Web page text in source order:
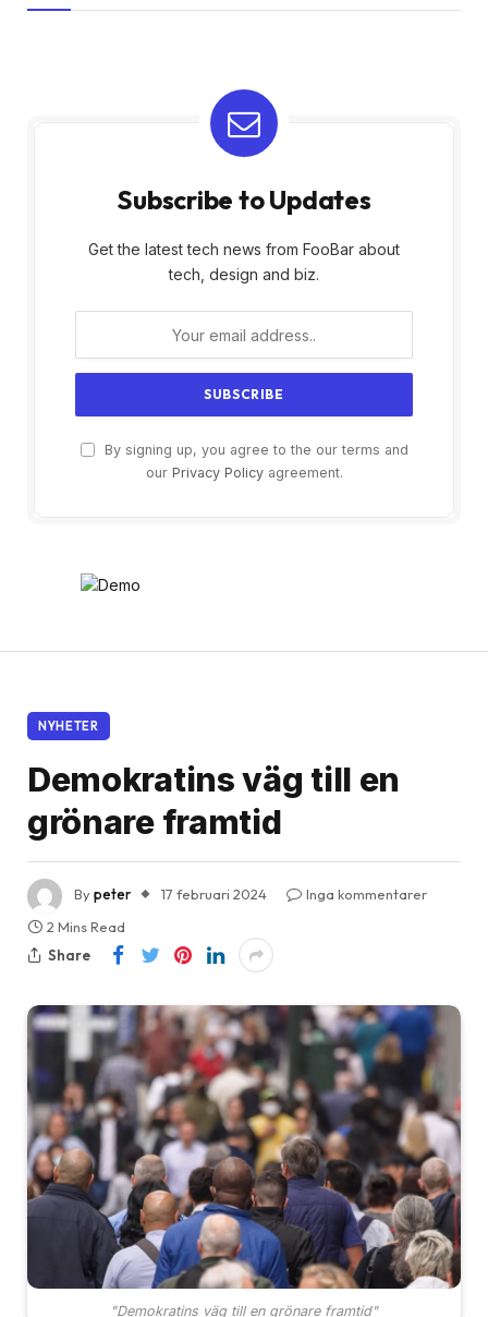
Subscribe to Updates
Get the latest tech news from FooBar about
tech, design and biz.
By signing up, you agree to the our terms and
our Privacy Policyagreement.
NYHETER
Demokratins väg till en
grönare framtid
Bypeter 17 februari 2024
Inga kommentarer
2 Mins Read
Share
"Demokratins väg till en grönare framtid"